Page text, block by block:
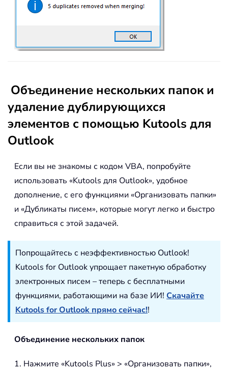
Объединение нескольких папок и
удаление дублирующихся
элементов с помощью Kutools для
Outlook
Если вы не знакомы с кодом VBA, попробуйте
использовать «Kutools для Outlook», удобное
дополнение, с его функциями «Организовать папки»
и «Дубликаты писем», которые могут легко и быстро
справиться с этой задачей.
Попрощайтесь с неэффективностью Outlook!
Kutools for Outlook упрощает пакетную обработку
электронных писем – теперь с бесплатными
функциями, работающими на базе ИИ! Скачайте
Kutools for Outlook прямо сейчас!!
Объединение нескольких папок
1. Нажмите «Kutools Plus» > «Организовать папки»,